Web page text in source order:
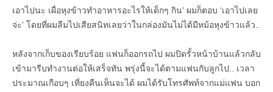
เอาไปนะ เผื่อหุงข้าวทำอาหารอะไรให้เด็กๆ กิน’ ผมก็ตอบ ‘เอาไปเลย
จ่ะ’ โดยที่ผมลืมไปเสียสนิทเลยว่าในกล่องมันไม่ได้มีหม้อหุงข้าวแล้ว..
หลังจากเก็บของเรียบร้อย แฟนก็ออกรถไป ผมปิดรั้วหน้าบ้านแล้วกลับ
เข้ามารีบทำงานต่อให้เสร็จทัน พรุ่งนี้จะได้ตามแฟนกับลูกไป.. เวลา
ประมาณเกือบๆ เที่ยงคืนเห็นจะได้ ผมได้รับโทรศัพท์จากแม่แฟน บอก